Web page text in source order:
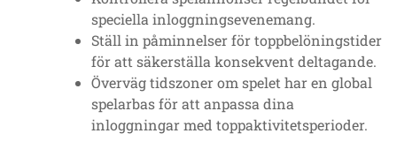
speciella inloggningsevenemang.
Ställ in påminnelser för toppbelöningstider
för att säkerställa konsekvent deltagande.
Överväg tidszoner om spelet har en global
spelarbas för att anpassa dina
inloggningar med toppaktivitetsperioder.